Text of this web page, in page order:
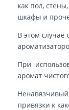
как пол,
шкафы и
В этом случае
При
аромат
привязки к